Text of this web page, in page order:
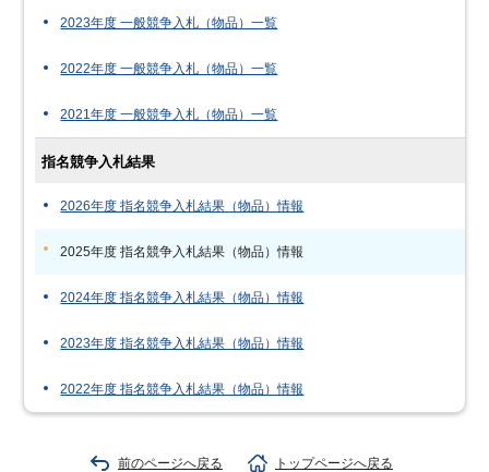
2023年度 一般競争入札（物品）一覧
2022年度 一般競争入札（物品）一覧
2021年度 一般競争入札（物品）一覧
指名競争入札結果
2026年度 指名競争入札結果（物品）情報
2025年度 指名競争入札結果（物品）情報
2024年度 指名競争入札結果（物品）情報
2023年度 指名競争入札結果（物品）情報
2022年度 指名競争入札結果（物品）情報
前のページへ戻る トップページへ戻る